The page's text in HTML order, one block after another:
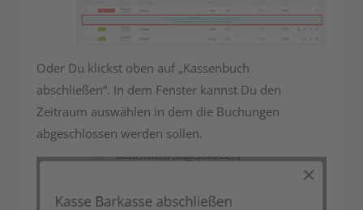
Oder Du klickst oben auf „Kassenbuch
abschließen“. In dem Fenster kannst Du den
Zeitraum auswählen in dem die Buchungen
abgeschlossen werden sollen.